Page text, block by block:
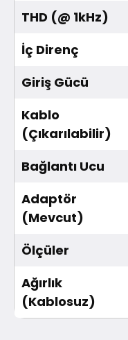
THD (@ 1kHz)
İç Direnç
Giriş Gücü
Kablo
(Çıkarılabilir)
Bağlantı Ucu
Adaptör
(Mevcut)
Ölçüler
Ağırlık
(Kablosuz)